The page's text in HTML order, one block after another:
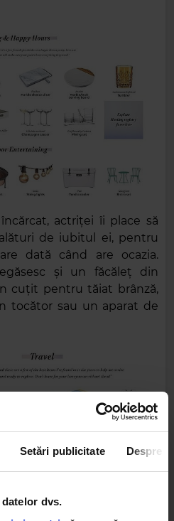
Setări publicitate Despre
dvs.
actriței îi place să
de iubitul ei, pentru
dată când are ocazia.
și un făcăleț din
cuțit pentru tăiat brânză,
tocător sau un aparat de